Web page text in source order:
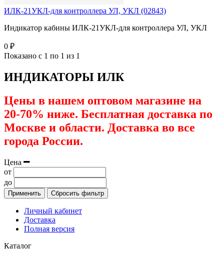
ИЛК-21УКЛ-для контроллера УЛ, УКЛ (02843)
Индикатор кабины ИЛК-21УКЛ-для контроллера УЛ, УКЛ
0 ₽
Показано с 1 по 1 из 1
ИНДИКАТОРЫ ИЛК
Цены в нашем оптовом магазине на
20-70% ниже. Бесплатная доставка по
Москве и области. Доставка во все
города России.
Цена
от
до
Применить Сбросить фильтр
Личный кабинет
Доставка
Полная версия
Каталог